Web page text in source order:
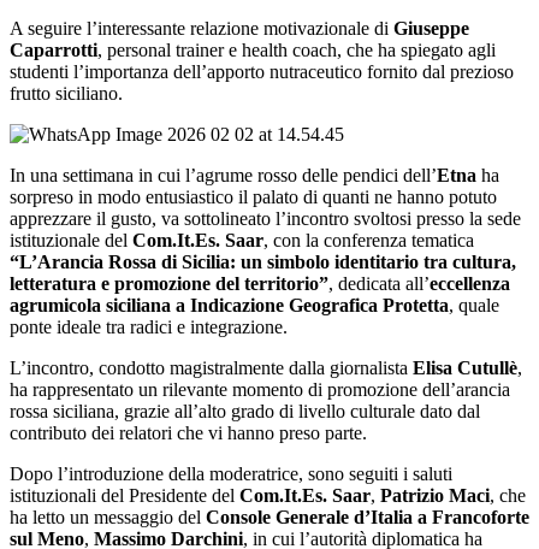
A seguire l’interessante relazione motivazionale di Giuseppe
Caparrotti, personal trainer e health coach, che ha spiegato agli
studenti l’importanza dell’apporto nutraceutico fornito dal prezioso
frutto siciliano.
In una settimana in cui l’agrume rosso delle pendici dell’Etna ha
sorpreso in modo entusiastico il palato di quanti ne hanno potuto
apprezzare il gusto, va sottolineato l’incontro svoltosi presso la sede
istituzionale del Com.It.Es. Saar, con la conferenza tematica
“L’Arancia Rossa di Sicilia: un simbolo identitario tra cultura,
letteratura e promozione del territorio”, dedicata all’eccellenza
agrumicola siciliana a Indicazione Geografica Protetta, quale
ponte ideale tra radici e integrazione.
L’incontro, condotto magistralmente dalla giornalista Elisa Cutullè,
ha rappresentato un rilevante momento di promozione dell’arancia
rossa siciliana, grazie all’alto grado di livello culturale dato dal
contributo dei relatori che vi hanno preso parte.
Dopo l’introduzione della moderatrice, sono seguiti i saluti
istituzionali del Presidente del Com.It.Es. Saar, Patrizio Maci, che
ha letto un messaggio del Console Generale d’Italia a Francoforte
sul Meno, Massimo Darchini, in cui l’autorità diplomatica ha